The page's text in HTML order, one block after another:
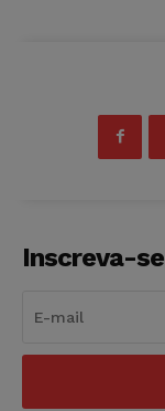
Inscreva-se